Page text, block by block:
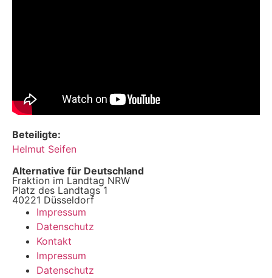
Beteiligte:
Helmut Seifen
Alternative für Deutschland
Fraktion im Landtag NRW
Platz des Landtags 1
40221 Düsseldorf
Impressum
Datenschutz
Kontakt
Impressum
Datenschutz